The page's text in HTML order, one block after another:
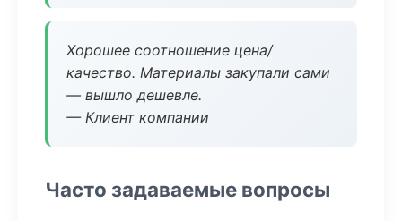
Хорошее соотношение цена/
качество. Материалы закупали сами
— вышло дешевле.
— Клиент компании
Часто задаваемые вопросы